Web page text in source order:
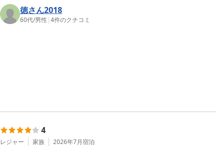
徳さん2018
60代/男性 |4件のクチコミ
4
レジャー 家族 2026年7月宿泊